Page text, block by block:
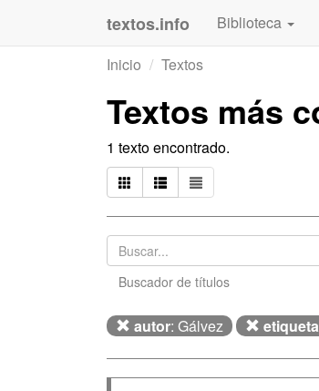
textos.info Biblioteca
Inicio
Textos
Textos más
1 texto encontrado.
Buscador de títulos
autor: Gálvez etiqueta